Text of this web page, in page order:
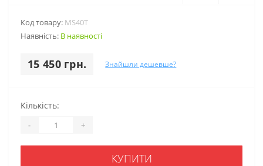
Код товару: MS40T
Наявність: В наявності
15 450 грн. Знайшли дешевше?
Кількість:
- +
КУПИТИ